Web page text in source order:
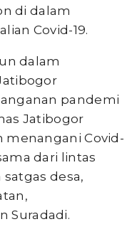
di dalam
Covid-19.
dalam
pandemi
Jatibogor
menangani Covid-
dari lintas
desa,
Suradadi.